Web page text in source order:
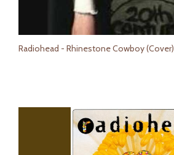
Radiohead - Rhinestone Cowboy (Cover)